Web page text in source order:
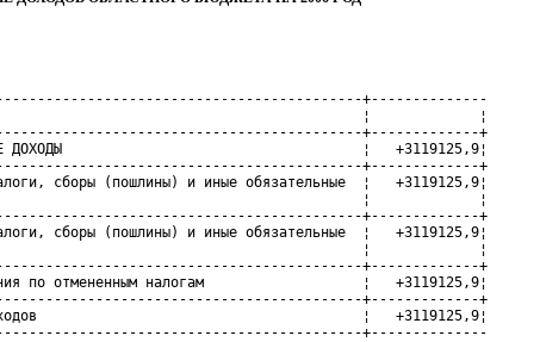
+--------------
¦             ¦
+-------------+
ДОХОДЫ                                    ¦   +3119125,9¦
+-------------+
сборы (пошлины) и иные обязательные  ¦   +3119125,9¦
¦             ¦
+-------------+
сборы (пошлины) и иные обязательные  ¦   +3119125,9¦
¦             ¦
+-------------+
по отмененным налогам                   ¦   +3119125,9¦
+-------------+
¦   +3119125,9¦
+--------------